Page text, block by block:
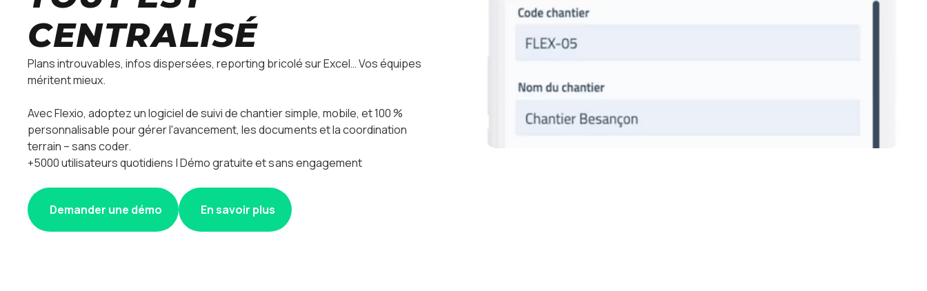
CENTRALISÉ
Plans introuvables, infos dispersées, reporting bricolé sur Excel… Vos équipes
méritent mieux.
Avec Flexio, adoptez un logiciel de suivi de chantier simple, mobile, et 100 %
personnalisable pour gérer l'avancement, les documents et la coordination
terrain – sans coder.
+5000 utilisateurs quotidiens | Démo gratuite et sans engagement
Demander une démo En savoir plus